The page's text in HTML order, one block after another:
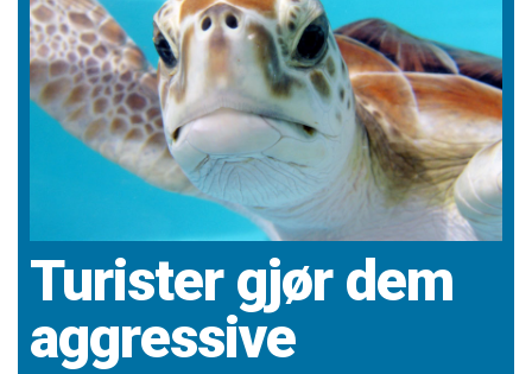
Turister gjør dem
aggressive